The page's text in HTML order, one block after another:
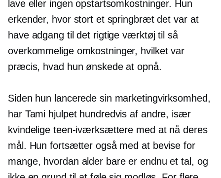
lave eller ingen opstartsomkostninger. Hun
erkender, hvor stort et springbræt det var at
have adgang til det rigtige værktøj til så
overkommelige omkostninger, hvilket var
præcis, hvad hun ønskede at opnå.
Siden hun lancerede sin marketingvirksomhed,
har Tami hjulpet hundredvis af andre, især
kvindelige teen-iværksættere med at nå deres
mål. Hun fortsætter også med at bevise for
mange, hvordan alder bare er endnu et tal, og